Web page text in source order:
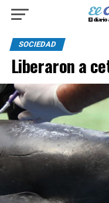
SOCIEDAD
Liberaron a